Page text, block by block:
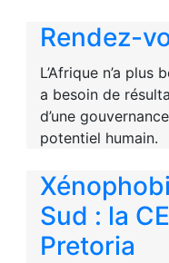
Rendez-
L’Afrique n’a
a besoin de
d’une
potentiel humain.
Sud : la
Pretoria